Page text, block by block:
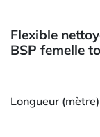
Flexible
BSP femelle
Longueur (mètre)